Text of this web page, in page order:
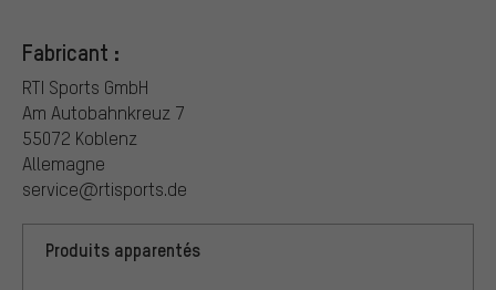
Fabricant :
RTI Sports GmbH
Am Autobahnkreuz 7
55072 Koblenz
Allemagne
service@rtisports.de
Produits apparentés